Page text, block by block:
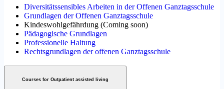
Diversitätssensibles Arbeiten in der Offenen Ganztagsschule
Grundlagen der Offenen Ganztagsschule
Kindeswohlgefährdung (Coming soon)
Pädagogische Grundlagen
Professionelle Haltung
Rechtsgrundlagen der offenen Ganztagsschule
Courses for Outpatient assisted living